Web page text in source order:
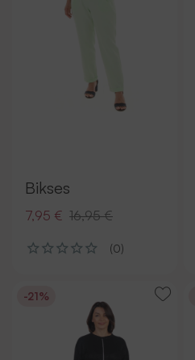
Bikses
7,95 € 16,95 €
(0)
-21%